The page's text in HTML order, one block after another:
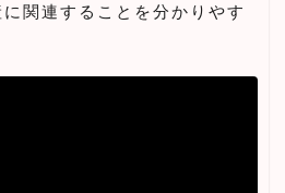
関連することを分かりやす